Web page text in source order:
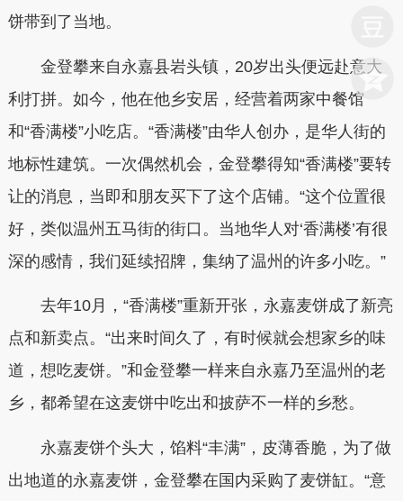
饼带到了当地。
金登攀来自永嘉县岩头镇，20岁出头便远赴意大
利打拼。如今，他在他乡安居，经营着两家中餐馆
和“香满楼”小吃店。“香满楼”由华人创办，是华人街的
地标性建筑。一次偶然机会，金登攀得知“香满楼”要转
让的消息，当即和朋友买下了这个店铺。“这个位置很
好，类似温州五马街的街口。当地华人对‘香满楼’有很
深的感情，我们延续招牌，集纳了温州的许多小吃。”
去年10月，“香满楼”重新开张，永嘉麦饼成了新亮
点和新卖点。“出来时间久了，有时候就会想家乡的味
道，想吃麦饼。”和金登攀一样来自永嘉乃至温州的老
乡，都希望在这麦饼中吃出和披萨不一样的乡愁。
永嘉麦饼个头大，馅料“丰满”，皮薄香脆，为了做
出地道的永嘉麦饼，金登攀在国内采购了麦饼缸。“意